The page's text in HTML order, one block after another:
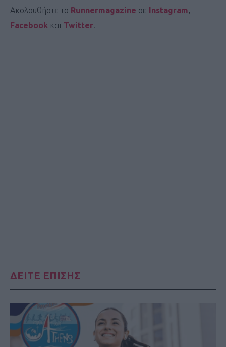
Ακολουθήστε το Runnermagazine σε Instagram,
Facebook και Twitter.
ΔΕΙΤΕ ΕΠΙΣΗΣ